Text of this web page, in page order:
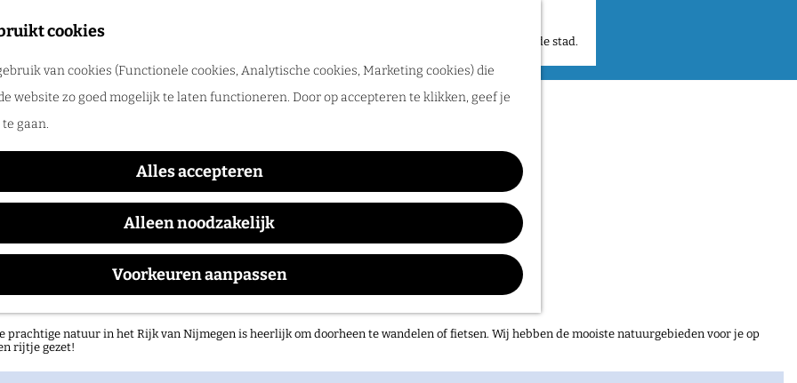
cookies
van cookies (Functionele cookies, Analytische cookies, Marketing cookies) die
website zo goed mogelijk te laten functioneren. Door op accepteren te klikken, geef je
gaan.
Alles accepteren
Alleen noodzakelijk
Voorkeuren aanpassen
Nijmegen samen met een gids. Ga samen op pad en ontdek verborgen plekken en verhalen in de stad.
in het Rijk van Nijmegen
prachtige natuur in het Rijk van Nijmegen is heerlijk om doorheen te wandelen of fietsen. Wij hebben de mooiste natuurgebieden voor je op
rijtje gezet!
Pieter Derks
De Vereeniging
woensdag 25 november